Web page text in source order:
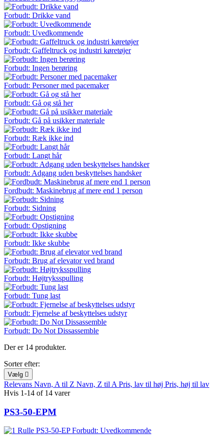
Forbudt: Drikke vand
Forbudt: Uvedkommende
Forbudt: Gaffeltruck og industri køretøjer
Forbudt: Ingen berøring
Forbudt: Personer med pacemaker
Forbudt: Gå og stå her
Forbudt: Gå på usikker materiale
Forbudt: Ræk ikke ind
Forbudt: Langt hår
Forbudt: Adgang uden beskyttelses handsker
Fordbudt: Maskinebrug af mere end 1 person
Forbudt: Sidning
Forbudt: Opstigning
Forbudt: Ikke skubbe
Forbudt: Brug af elevator ved brand
Forbudt: Højtryksspulling
Forbudt: Tung last
Forbudt: Fjernelse af beskyttelses udstyr
Forbudt: Do Not Dissassemble
Der er 14 produkter.
Sorter efter:
Vælg 
Relevans Navn, A til Z Navn, Z til A Pris, lav til høj Pris, høj til lav
Hvis 1-14 of 14 varer
PS3-50-EPM